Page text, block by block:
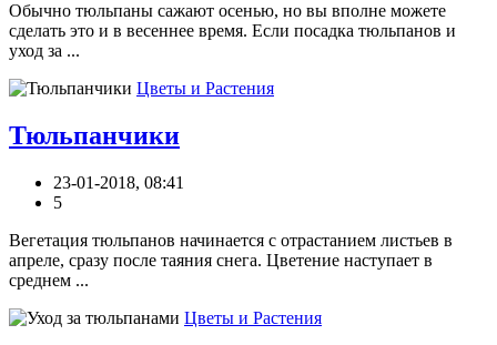
Обычно тюльпаны сажают осенью, но вы вполне можете
сделать это и в весеннее время. Если посадка тюльпанов и
уход за ...
Цветы и Растения
Тюльпанчики
23-01-2018, 08:41
5
Вегетация тюльпанов начинается с отрастанием листьев в
апреле, сразу после таяния снега. Цветение наступает в
среднем ...
Цветы и Растения